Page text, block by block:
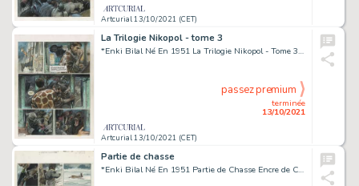
Artcurial 13/10/2021 (CET)
La Trilogie Nikopol - tome 3
*Enki Bilal Né En 1951 La Trilogie Nikopol - Tome 3 Froid Équateur Encre de Chine, Gouache Et Crayon Pour La Planche 11 de...
Artcurial 13/10/2021 (CET)
terminée
13/10/2021
passez premium
Partie de chasse
*Enki Bilal Né En 1951 Partie de Chasse Encre de Chine, Gouache Et Crayon Sur Papier Pour La Planche 33 de Cet Album Publié E...